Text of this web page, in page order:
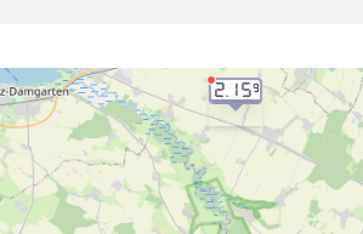
2.159